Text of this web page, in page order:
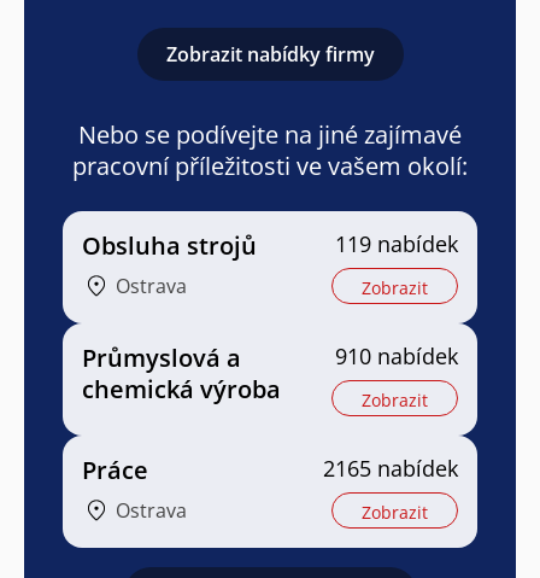
Zobrazit nabídky firmy
Nebo se podívejte na jiné zajímavé
pracovní příležitosti ve vašem okolí:
Obsluha strojů
Ostrava
119 nabídek
Zobrazit
Průmyslová a
chemická výroba
910 nabídek
Zobrazit
Práce
Ostrava
2165 nabídek
Zobrazit